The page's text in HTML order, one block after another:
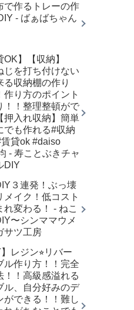
で作るトレーの作
- ばぁばちゃん
OK】【収納】
じを打ち付けない
る収納棚の作り
作り方のポイント
！！整理整頓がで
押入れ収納】簡単
でも作れる#収納
貸ok #daiso
- 寿ことぶきチャ
DIY
３連発！ぶっ壊
メイク！低コスト
れ変わる！ - ねこ
〜シンママウメ
サツ工房
】レジン⭐︎リバー
ル作り方！！完全
！！高級感溢れる
ル、自分好みのデ
ができる！！難し